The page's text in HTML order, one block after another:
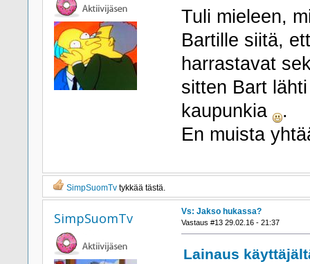
Tuli mieleen,
Bartille siitä,
harrastavat
sitten Bart
kaupunkia
.
En muista
SimpSuomTvtykkää tästä.
SimpSuomTv Vs: Jakso hukassa?
Vastaus #13 29.02.16 - 21:37
Lainaus